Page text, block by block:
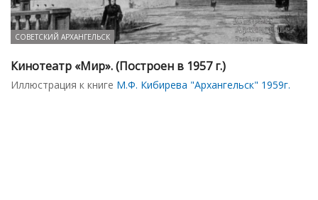
СОВЕТСКИЙ АРХАНГЕЛЬСК
Кинотеатр «Мир». (Построен в 1957 г.)
Иллюстрация к книге М.Ф. Кибирева "Архангельск" 1959г.